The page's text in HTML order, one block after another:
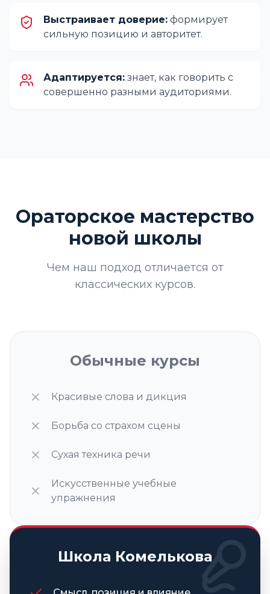
Выстраивает доверие: формирует
сильную позицию и авторитет.
Адаптируется: знает, как говорить с
совершенно разными аудиториями.
Ораторское мастерство
новой школы
Чем наш подход отличается от
классических курсов.
Обычные курсы
Красивые слова и дикция
Борьба со страхом сцены
Сухая техника речи
Искусственные учебные
упражнения
Школа Комелькова